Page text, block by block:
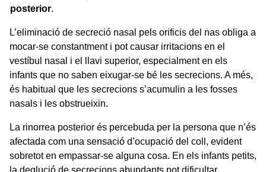
posterior.
L’eliminació de secreció nasal pels orificis del nas obliga a
mocar-se constantment i pot causar irritacions en el
vestíbul nasal i el llavi superior, especialment en els
infants que no saben eixugar-se bé les secrecions. A més,
és habitual que les secrecions s’acumulin a les fosses
nasals i les obstrueixin.
La rinorrea posterior és percebuda per la persona que n’és
afectada com una sensació d’ocupació del coll, evident
sobretot en empassar-se alguna cosa. En els infants petits,
la deglució de secrecions abundants pot dificultar